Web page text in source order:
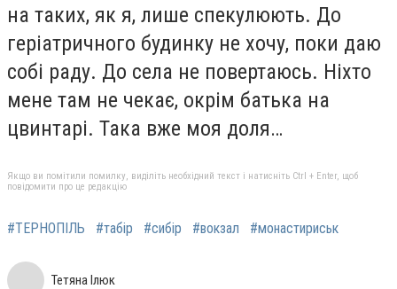
на таких, як я, лише спекулюють. До
геріатричного будинку не хочу, поки даю
собі раду. До села не повертаюсь. Ніхто
мене там не чекає, окрім батька на
цвинтарі. Така вже моя доля…
Якщо ви помітили помилку, виділіть необхідний текст і натисніть Ctrl + Enter, щоб
повідомити про це редакцію
#ТЕРНОПІЛЬ #табір #сибір #вокзал #монастириськ
Тетяна Ілюк